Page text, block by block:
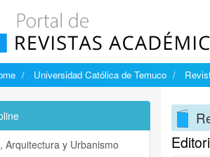
Universidad Católica de Temuco
Arquitectura y Urbanismo